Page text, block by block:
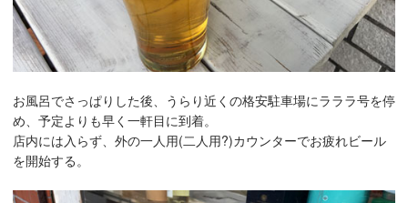
お風呂でさっぱりした後、うらり近くの格安駐車場にラララ号を停
め、予定よりも早く一軒目に到着。
店内には入らず、外の一人用(二人用?)カウンターでお疲れビール
を開始する。